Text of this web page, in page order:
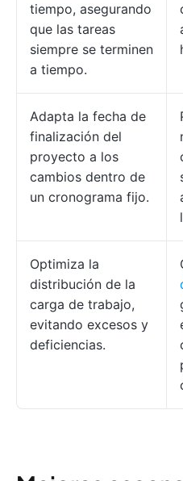
tiempo, asegurando
que las tareas
siempre se terminen
a tiempo.
Adapta la fecha de
finalización del
proyecto a los
cambios dentro de
un cronograma fijo.
Optimiza la
distribución de la
carga de trabajo,
evitando excesos y
deficiencias.